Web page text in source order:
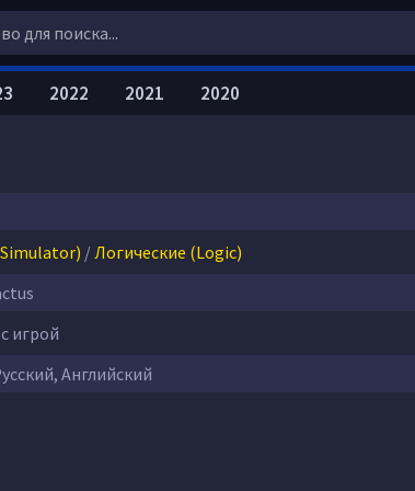
/Логические (Logic)
игрой
Английский
2022 2021 2020